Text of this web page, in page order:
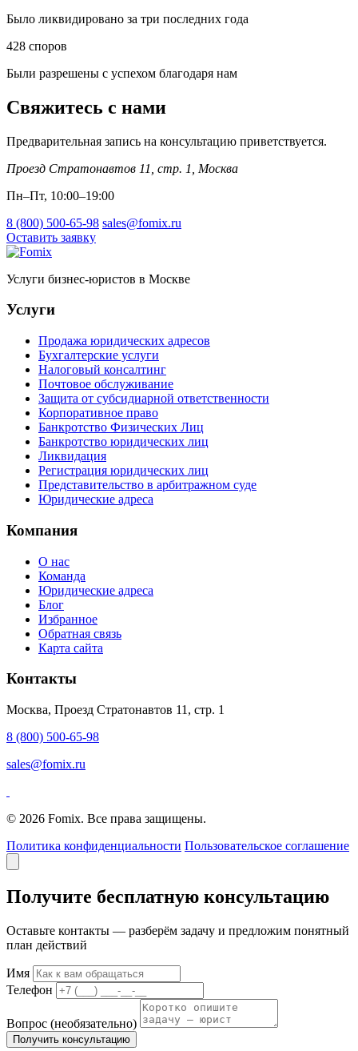
Было ликвидировано за три последних года
428 споров
Были разрешены с успехом благодаря нам
Свяжитесь с нами
Предварительная запись на консультацию приветствуется.
Проезд Стратонавтов 11, стр. 1
Москва
Пн–Пт, 10:00–19:00
8 (800) 500-65-98 sales@fomix.ru
Оставить заявку
Услуги бизнес-юристов в Москве
Услуги
Продажа юридических адресов
Бухгалтерские услуги
Налоговый консалтинг
Почтовое обслуживание
Защита от субсидиарной ответственности
Корпоративное право
Банкротство Физических Лиц
Банкротство юридических лиц
Ликвидация
Регистрация юридических лиц
Представительство в арбитражном суде
Юридические адреса
Компания
О нас
Команда
Юридические адреса
Блог
Избранное
Обратная связь
Карта сайта
Контакты
Москва, Проезд Стратонавтов 11, стр. 1
8 (800) 500-65-98
sales@fomix.ru
© 2026 Fomix. Все права защищены.
Политика конфиденциальности Пользовательское соглашение
Получите бесплатную консультацию
Оставьте контакты — разберём задачу и предложим понятный
план действий
Имя
Телефон
Вопрос (необязательно)
Получить консультацию